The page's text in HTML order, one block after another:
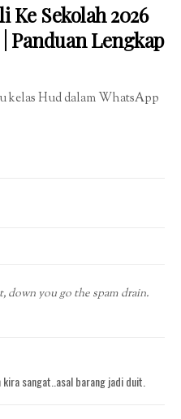
Ke Sekolah 2026
Panduan Lengkap
kelas Hud dalam WhatsApp
down you go the spam drain.
sangat..asal barang jadi duit.